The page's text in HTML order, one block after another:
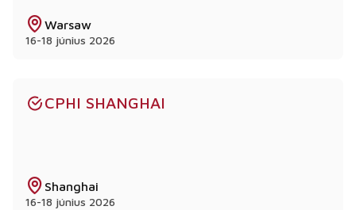
Warsaw
16-18 június 2026
CPHI SHANGHAI
Shanghai
16-18 június 2026